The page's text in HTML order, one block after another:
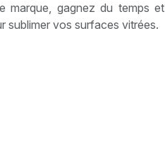
marque, gagnez du temps et
sublimer vos surfaces vitrées.